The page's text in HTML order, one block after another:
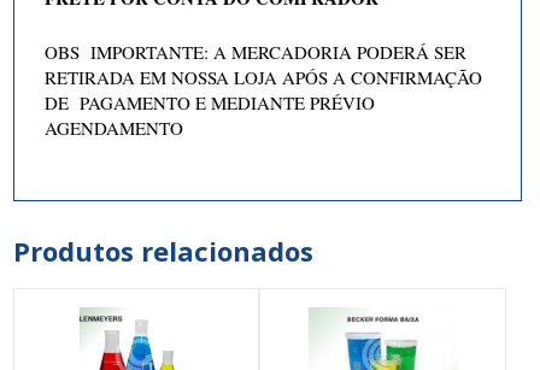
OBS IMPORTANTE: A MERCADORIA PODERÁ SER
RETIRADA EM NOSSA LOJA APÓS A CONFIRMAÇÃO
DE PAGAMENTO E MEDIANTE PRÉVIO
AGENDAMENTO
Produtos relacionados